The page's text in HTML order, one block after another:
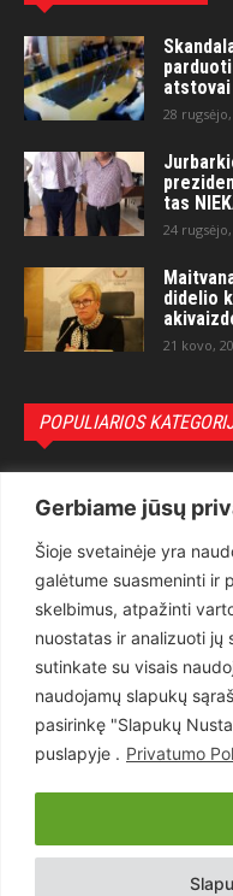
Gerbiame jūsų
Šioje svetainėje yra
galėtume suasmeninti ir
skelbimus, atpažinti
nuostatas ir analizuoti jų
sutinkate su visais
naudojamų slapukų
pasirinkę "Slapukų
puslapyje . Privatumo
28 rugsėjo,
tas
24 rugsėjo,
didelio
21 kovo,
POPULIARIOS
Teisėsauga
Aktualu
Lietuva
Pasaulis
Статьи на русском
Articles in english
Copyright © 2026